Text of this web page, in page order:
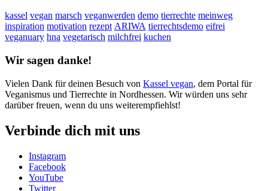
kassel vegan marsch veganwerden demo tierrechte meinweg
inspiration motivation rezept ARIWA tierrechtsdemo eifrei
veganuary hna vegetarisch milchfrei kuchen
Wir sagen danke!
Vielen Dank für deinen Besuch von Kassel vegan, dem Portal für
Veganismus und Tierrechte in Nordhessen. Wir würden uns sehr
darüber freuen, wenn du uns weiterempfiehlst!
Verbinde dich mit uns
Instagram
Facebook
YouTube
Twitter